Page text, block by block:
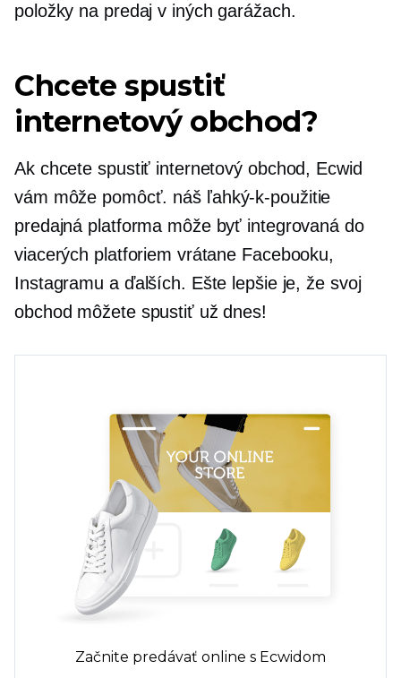
položky na predaj v iných garážach.
Chcete spustiť
internetový obchod?
Ak chcete spustiť internetový obchod, Ecwid
vám môže pomôcť. náš ľahký-k-použitie
predajná platforma môže byť integrovaná do
viacerých platforiem vrátane Facebooku,
Instagramu a ďalších. Ešte lepšie je, že svoj
obchod môžete spustiť už dnes!
Začnite predávať online s Ecwidom